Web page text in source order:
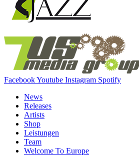
FacebookYoutube Instagram Spotify
News
Releases
Artists
Shop
Leistungen
Team
Welcome To Europe